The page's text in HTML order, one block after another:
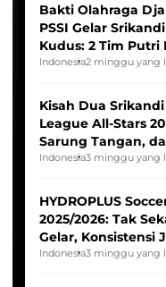
Bakti Olahraga
PSSI Gelar
Kudus: 2 Tim Putri
Tim Asia
Indonesia2 minggu yang
Kisah Dua Srikandi
League All-Stars
Sarung Tangan,
Pernah Padam
Indonesia3 minggu yang
HYDROPLUS
2025/2026: Tak
Gelar, Konsistensi
Indonesia3 minggu yang